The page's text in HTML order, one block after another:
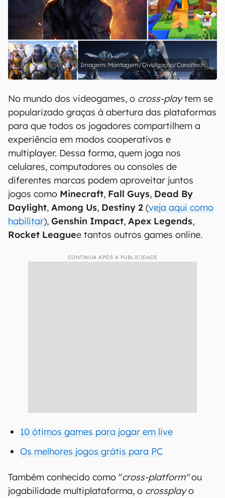
Montagem/Divulgação/Canaltech
No mundo dos videogames, o cross-playtem se
popularizado graças à abertura das plataformas
para que todos os jogadores compartilhem a
experiência em modos cooperativos e
multiplayer. Dessa forma, quem joga nos
celulares, computadores ou consoles de
diferentes marcas podem aproveitar juntos
jogos como Minecraft, Fall Guys, Dead By
Daylight, Among Us, Destiny 2 (veja aqui como
habilitar), Genshin Impact, Apex Legends,
Rocket Leaguee tantos outros games online.
CONTINUA APÓS A PUBLICIDADE
10 ótimos games para jogar em live
Os melhores jogos grátis para PC
Também conhecido como "cross-platform"ou
jogabilidade multiplataforma, o crossplayo